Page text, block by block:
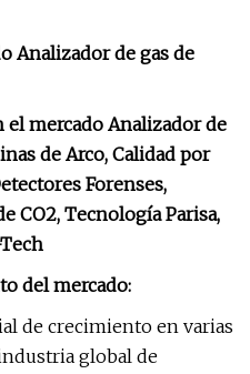
Analizador de gas de
mercado Analizador de
de Arco, Calidad por
Forenses,
CO2, Tecnología Parisa,
del mercado:
de crecimiento en varias
global de